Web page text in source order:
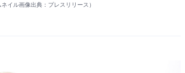
イル画像出典：プレスリリース）